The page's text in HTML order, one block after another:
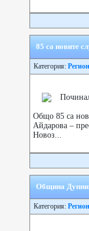
85 са новите
Категория:
Общо 85 са
Айдарова –
Новоз...
Община
Категория: